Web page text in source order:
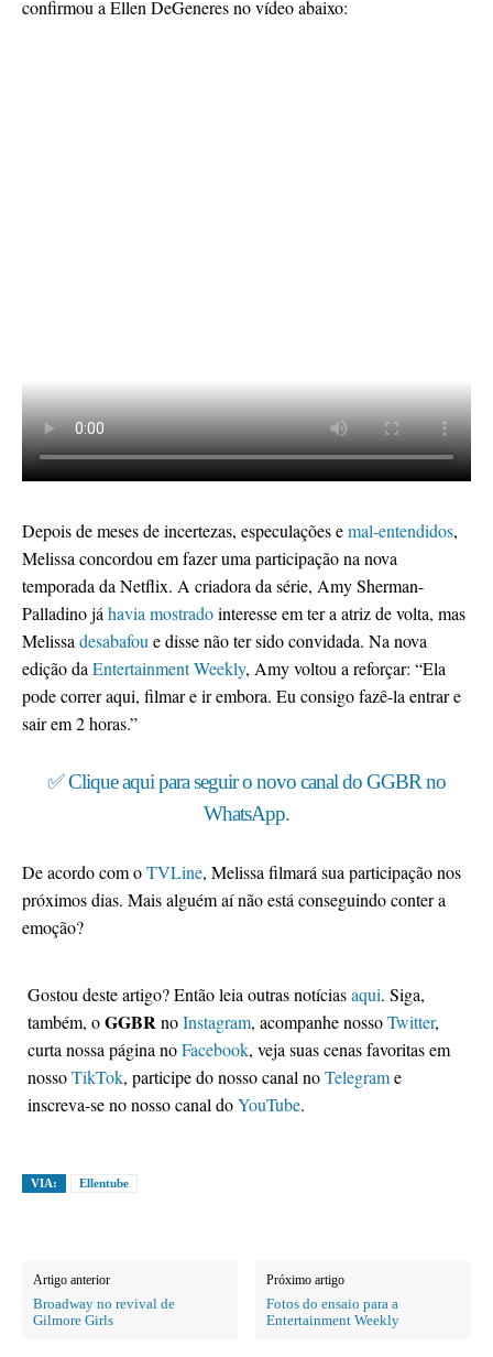
confirmou a Ellen DeGeneres no vídeo abaixo:
Depois de meses de incertezas, especulações emal-entendidos,
Melissa concordou em fazer uma participação na nova
temporada da Netflix. A criadora da série, Amy Sherman-
Palladino jáhavia mostradointeresse em ter a atriz de volta, mas
Melissadesabafoue disse não ter sido convidada. Na nova
edição daEntertainment Weekly, Amy voltou a reforçar: “Ela
pode correr aqui, filmar e ir embora. Eu consigo fazê-la entrar e
sair em 2 horas.”
✅ Clique aqui para seguir o novo canal do GGBR no
WhatsApp.
De acordo com oTVLine, Melissa filmará sua participação nos
próximos dias. Mais alguém aí não está conseguindo conter a
emoção?
Gostou deste artigo? Então leia outras notíciasaqui. Siga,
também, oGGBRnoInstagram, acompanhe nossoTwitter,
curta nossa página noFacebook, veja suas cenas favoritas em
nossoTikTok, participe do nosso canal noTelegrame
inscreva-se no nosso canal doYouTube.
VIA: Ellentube
Artigo anterior
Broadway no revival de
Gilmore Girls
Próximo artigo
Fotos do ensaio para a
Entertainment Weekly